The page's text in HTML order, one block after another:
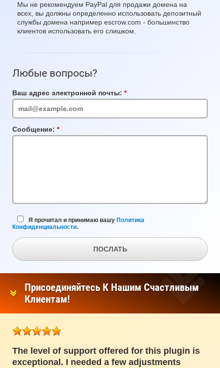
Мы не рекомендуем PayPal для продажи домена на
всех, вы должны определенно использовать депозитный
службы домена например escrow.com - большинство
клиентов использовать его слишком.
Любые вопросы?
Ваш адрес электронной почты:
поле
Сообщение:
поле
Я прочитал и принимаю вашу Политика
Конфиденциальности.
ПОСЛАТЬ
Присоединяйтесь К Нашим Счастливым
Клиентам!
The level of support offered for this plugin is
exceptional. I needed a few adjustments